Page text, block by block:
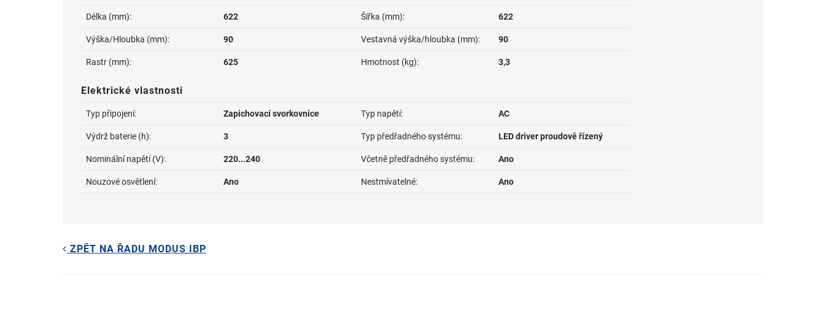
Délka (mm): 622 Šířka (mm): 622
Výška/Hloubka (mm): 90 Vestavná výška/hloubka (mm): 90
Rastr (mm): 625 Hmotnost (kg): 3,3
Elektrické vlastnosti
Typ připojení: Zapichovací svorkovnice Typ napětí: AC
Výdrž baterie (h): 3 Typ předřadného systému: LED driver proudově řízený
Nominální napětí (V): 220...240 Včetně předřadného systému: Ano
Nouzové osvětlení: Ano Nestmívatelné: Ano
ZPĚT NA ŘADU MODUS IBP